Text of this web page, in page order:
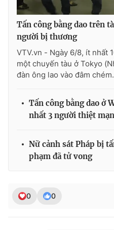
Tấn công bằng dao trên
người bị thương
VTV.vn - Ngày 6/8, ít nhất
một chuyến tàu ở Tokyo
đàn ông lao vào đâm chém.
Tấn công bằng dao ở
nhất 3 người thiệt
Nữ cảnh sát Pháp bị
phạm đã tử vong
0 0